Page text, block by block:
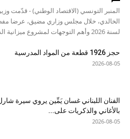
المنبر التونسي (الاقتصاد الوطني) - قدّمت
الخالدي، خلال مجلس وزاري مضيق، عرضا
لسنة 2026 وأهم التوجهات لمشروع ميزانية الدولة لسنة 2027
حجز 1926 قطعة من المواد المدرسية
2026-08-05
الفنان اللبناني غسان يَمِّين يروي سيرة شارل
بالأغاني والذكريات على...
2026-08-05